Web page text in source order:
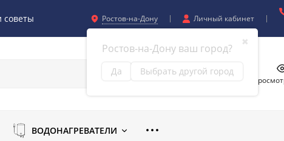
Ростов-на-Дону
✖
Ростов-на-Дону ваш город?
Да Выбрать другой город
Личный кабинет
ВОДОНАГРЕВАТЕЛИ